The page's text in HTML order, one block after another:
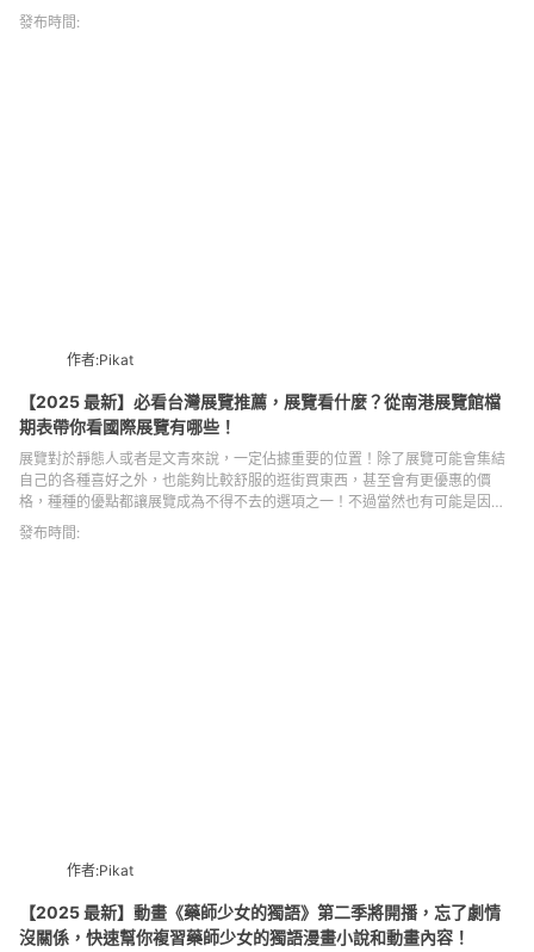
及真人版電影，還有《我的幸福婚約》的評價，為你揭開這部作品的魅力。喜
歡純愛、浪漫和風、超能力主題、灰姑娘劇情等元素的觀眾不容錯過！
發布時間:
作者:Pikat
【2025 最新】必看台灣展覽推薦，展覽看什麼？從南港展覽館檔
期表帶你看國際展覽有哪些！
展覽對於靜態人或者是文青來說，一定佔據重要的位置！除了展覽可能會集結
自己的各種喜好之外，也能夠比較舒服的逛街買東西，甚至會有更優惠的價
格，種種的優點都讓展覽成為不得不去的選項之一！不過當然也有可能是因為
某些授權的主題或者商品只能透過這種方式來台灣，接下來小編就幫大家整理
了 2025 即將舉辦的台灣展覽，如果想看大展覽的話，也可以先看一下南港展
發布時間:
作者:Pikat
【2025 最新】動畫《藥師少女的獨語》第二季將開播，忘了劇情
沒關係，快速幫你複習藥師少女的獨語漫畫小說和動畫內容！